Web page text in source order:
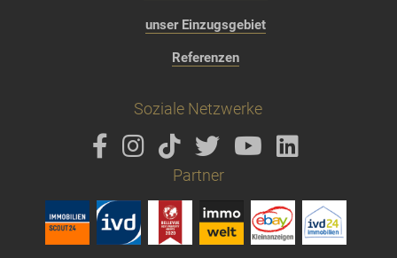
unser Einzugsgebiet
Referenzen
Soziale Netzwerke
Partner